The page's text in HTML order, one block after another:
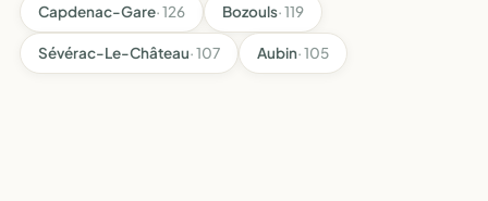
Capdenac-Gare· 126 Bozouls· 119
Sévérac-Le-Château· 107 Aubin· 105